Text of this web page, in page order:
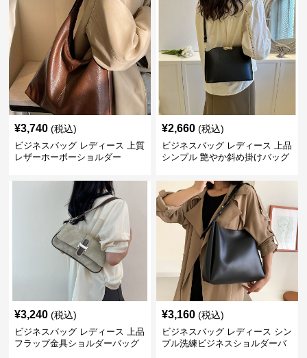
¥3,740 (税込)
ビジネスバッグ レディース 上質
レザーホーボーショルダー
¥2,660 (税込)
ビジネスバッグ レディース 上品
シンプル 艶やか斜め掛けバッグ
¥3,240 (税込)
ビジネスバッグ レディース 上品
フラップ金具ショルダーバッグ
¥3,160 (税込)
ビジネスバッグ レディース シン
プル洗練ビジネスショルダーバ